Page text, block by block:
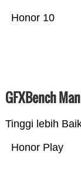
Honor 10
GFXBench
Tinggi lebih
Honor Play